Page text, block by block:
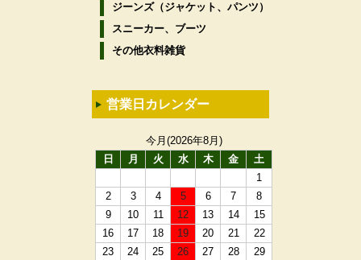
ジーンズ（ジャケット、パンツ）
スニーカー、ブーツ
その他衣料雑貨
営業日カレンダー
今月(2026年8月)
日
月 火 水 木 金
土
1
2
3 4 5 6 7
8
9
10 11 12 13 14
15
16
17 18 19 20 21
22
23
24 25 26 27 28
29